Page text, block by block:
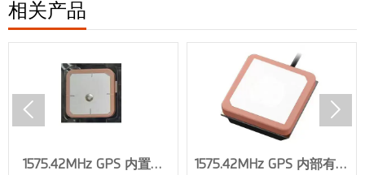
相关产品
1575.42MHz GPS 内置天
1575.42MHz GPS 内部有源
 